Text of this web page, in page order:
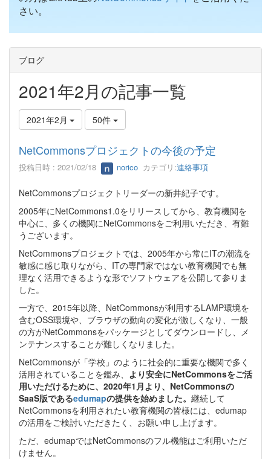
さい。
ブログ
2021年2月の記事一覧
2021年2月 50件
NetCommonsプロジェクトの今後の予定
投稿日時 : 2021/02/18 norico カテゴリ:連絡事項
NetCommonsプロジェクトリーダーの新井紀子です。
2005年にNetCommons1.0をリリースしてから、教育機関を
中心に、多くの機関にNetCommonsをご利用いただき、有難
うございます。
NetCommonsプロジェクトでは、2005年から常にITの潮流を
敏感に感じ取りながら、ITの専門家ではない教育機関でも無
理なく活用できるような形でソフトウェアを公開して参りま
した。
一方で、2015年以降、NetCommonsが利用するLAMP環境を
含むOSS環境や、ブラウザの動向の変化が激しくなり、一般
の方がNetCommonsをパッケージとしてダウンロードし、メ
ンテナンスすることが難しくなりました。
NetCommonsが「学校」のように社会的に重要な機関で多く
活用されていることを鑑み、 より安全にNetCommonsをご活
用いただけるために、2020年1月より、NetCommonsの
SaaS版であるedumapの提供を始めました。 継続して
NetCommonsを利用されたい教育機関の皆様には、edumap
の活用をご検討いただきたく、お願い申し上げます。
ただ、edumapではNetCommonsのフル機能はご利用いただ
けません。